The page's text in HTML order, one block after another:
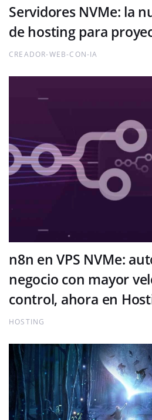
Servidores NVMe: la
de hosting para
CREADOR-WEB-CON-IA
n8n en VPS NVMe:
negocio con mayor
control, ahora en
HOSTING